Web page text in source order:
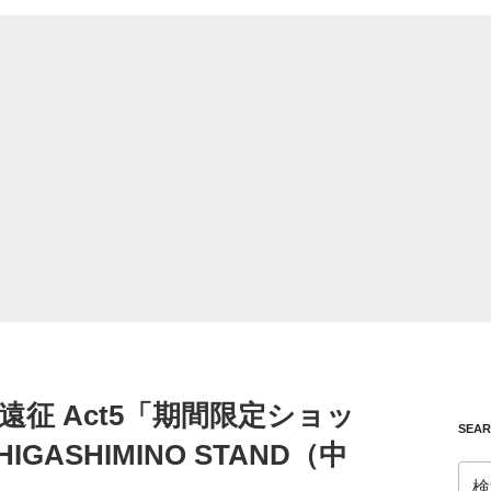
征 Act5「期間限定ショッ
STAND（中